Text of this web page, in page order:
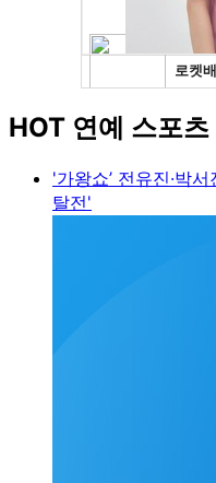
HOT 연예 스포츠
'가왕쇼’ 전유진·박
탈전'